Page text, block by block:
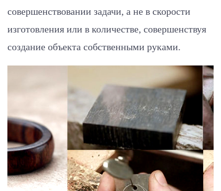
совершенствовании задачи, а не в скорости
изготовления или в количестве, совершенствуя
создание объекта собственными руками.